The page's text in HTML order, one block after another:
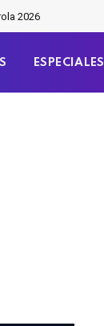
2026
ESPECIALES